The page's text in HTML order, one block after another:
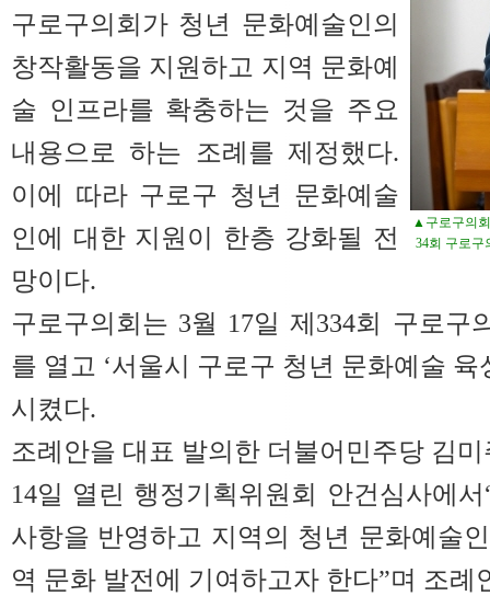
▲구로구의
34회 구로구
구로구의회가 청년 문화예술인의
창작활동을 지원하고 지역 문화예
술 인프라를 확충하는 것을 주요
내용으로 하는 조례를 제정했다.
이에 따라 구로구 청년 문화예술
인에 대한 지원이 한층 강화될 전
망이다.
구로구의회는 3월 17일 제334회 구로구
를 열고 ‘서울시 구로구 청년 문화예술
시켰다.
조례안을 대표 발의한 더불어민주당 김
14일 열린 행정기획위원회 안건심사에
사항을 반영하고 지역의 청년 문화예술
역 문화 발전에 기여하고자 한다”며 조례